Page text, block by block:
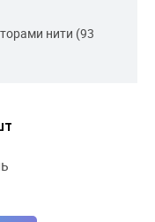
нити (93